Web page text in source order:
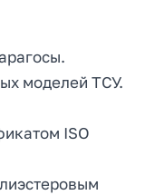
моделей ТСУ.
ISO